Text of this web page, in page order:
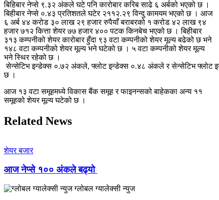
बिहिबारनेप्से ९.३२ अंकलेघटे पनि कारोबार करिब साढे ६ अर्बको भएको छ ।
बिहीबार नेप्से ०.४३ प्रतिशतले घटेर २११२.२९ विन्दुकामयमभएको छ । आज
६ अर्ब ४४ करोड ३० लाख २९ हजार रुपैयाँ बराबरको १ करोड ४२ लाख ९४
हजार ७१२ कित्ता शेयर ७७ हजार ४०० पटक किनबेच भएको छ ।बिहीबार
३१३ कम्पनीको शेयर कारोबार हुँदा ९३ वटा कम्पनीको शेयर मूल्य बढेको छ भने
१४८ वटा कम्पनीको शेयर मूल्य भने घटेको छ । ५ वटा कम्पनीको शेयर मूल्य
भने स्थिर रहेको छ ।
सेन्सेटिभइन्डेक्स ०.७२ अंकले, फ्लोटइन्डेक्स ०.४८ अंकलेरसेन्सेटिभ फ्लोट
छ ।
आज १३ वटा समूहमध्ये विकास बैंक समूह रफाइनन्सकोबाहेकका अन्य ११
समूहको शेयर मूल्य घटेको छ ।
Related News
शेयर बजार
आज नेप्से १०० अंकले बढ्यो
ग्लोबल ग्यालेक्सी न्युज